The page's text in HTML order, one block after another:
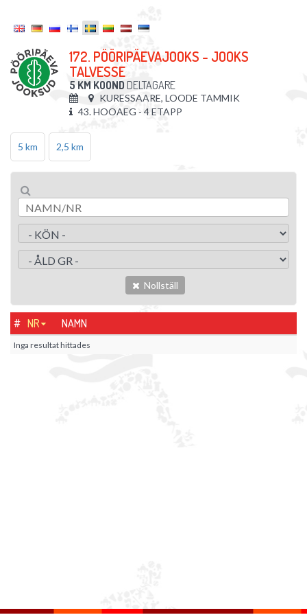
172. PÖÖRIPÄEVAJOOKS - JOOKS
TALVESSE
5 KM KOOND DELTAGARE
KURESSAARE, LOODE TAMMIK
43. HOOAEG - 4 ETAPP
5 km 2,5 km
Nollställ
# NR NAMN
Inga resultat hittades